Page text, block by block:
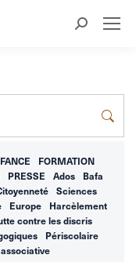
Recherche
FORMATION
PRESSE Ados
Bafa
Sciences
Europe
Harcèlement
contre les discris
Périscolaire